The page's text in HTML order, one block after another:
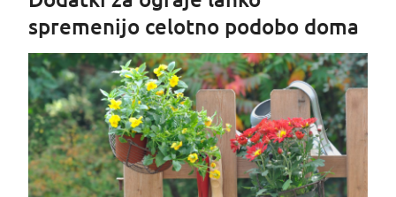
spremenijo celotno podobo doma